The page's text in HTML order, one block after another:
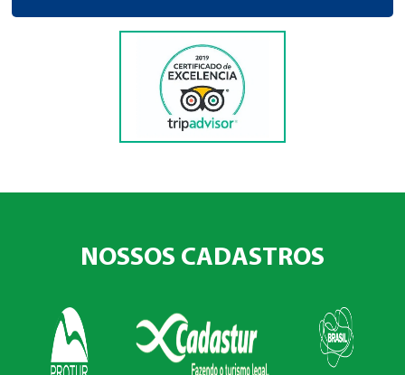
NOSSOS CADASTROS